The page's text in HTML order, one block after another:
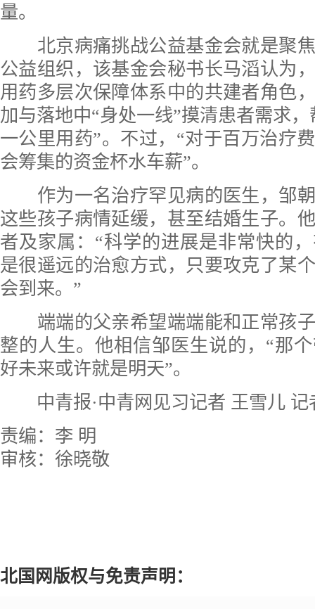
量。
北京病痛挑战公益基金会就是聚焦
公益组织，该基金会秘书长马滔认为
用药多层次保障体系中的共建者角色
加与落地中“身处一线”摸清患者需求
一公里用药”。不过，“对于百万治疗
会筹集的资金杯水车薪”。
作为一名治疗罕见病的医生，邹朝
这些孩子病情延缓，甚至结婚生子。
者及家属：“科学的进展是非常快的
是很遥远的治愈方式，只要攻克了某
会到来。”
端端的父亲希望端端能和正常孩子
整的人生。他相信邹医生说的，“那
好未来或许就是明天”。
中青报·中青网见习记者 王雪儿 记
责编：李 明
审核：徐晓敬
北国网版权与免责声明：